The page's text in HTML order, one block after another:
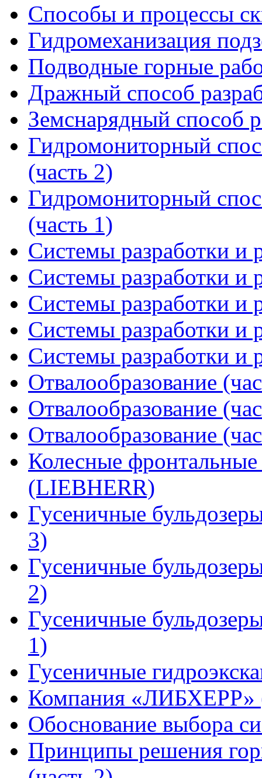
Способы и процессы
Гидромеханизация
Подводные горные
Дражный способ
Земснарядный способ
Гидромониторный
(часть 2)
Гидромониторный
(часть 1)
Системы разработки и
Системы разработки и
Системы разработки и
Системы разработки и
Системы разработки и
Отвалообразование
Отвалообразование
Отвалообразование
Колесные
(LIEBHERR)
Гусеничные
3)
Гусеничные
2)
Гусеничные
1)
Гусеничные
Компания «ЛИБХЕРР»
Обоснование выбора
Принципы решения